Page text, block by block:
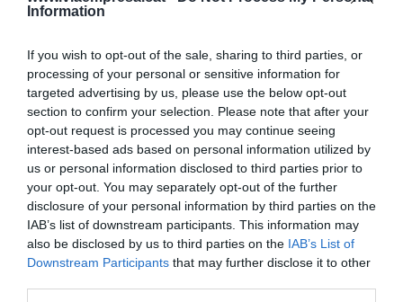
Information
If you wish to opt-out of the sale, sharing to third parties, or
processing of your personal or sensitive information for
targeted advertising by us, please use the below opt-out
section to confirm your selection. Please note that after your
opt-out request is processed you may continue seeing
interest-based ads based on personal information utilized by
us or personal information disclosed to third parties prior to
your opt-out. You may separately opt-out of the further
disclosure of your personal information by third parties on the
IAB’s list of downstream participants. This information may
also be disclosed by us to third parties on the IAB’s List of
Downstream Participants that may further disclose it to other
alberga a más de 800
miembros
El galardón será entregado durante laXXVIII
Jornada Anual Esade Alumni,en que Niklas
Adalberth compartirá su experiencia ante los
antiguos alumnos de Esade que acudirán al
encuentro anual, que lleva por lemaFrom
Creators to Innovators: Empowering Change
Será una jornada dedicada al emprendimiento, en
la cual participará
George Chondrakis